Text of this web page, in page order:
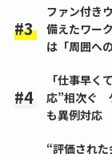
ファン付き
備えたワー
は「周囲へ
「仕事早
応”相次ぐ
も異例対応
“評価され